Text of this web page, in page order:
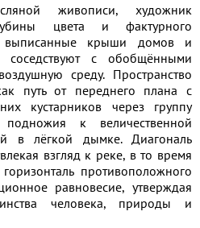
живописи, художник
цвета и фактурного
выписанные крыши домов и
с обобщёнными
среду. Пространство
путь от переднего плана с
кустарников через группу
к величественной
в лёгкой дымке. Диагональ
взгляд к реке, в то время
противоположного
равновесие, утверждая
человека, природы и